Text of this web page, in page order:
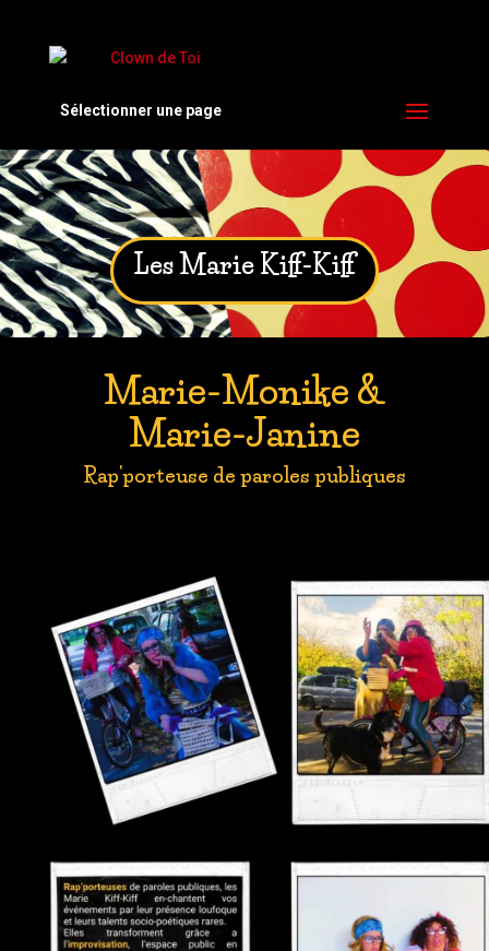
Sélectionner une page
Les Marie Kiff-Kiff
Marie-Monike &
Marie-Janine
Rap'porteuse de paroles publiques